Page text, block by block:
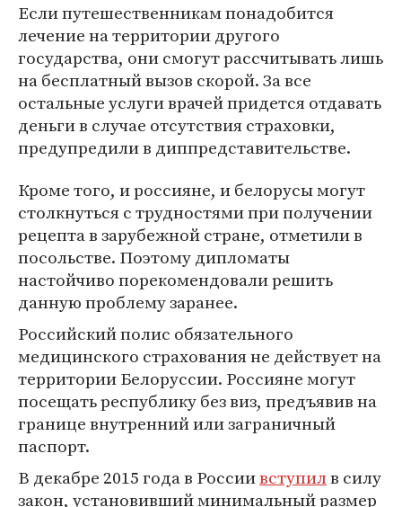
Если путешественникам понадобится
лечение на территории другого
государства, они смогут рассчитывать лишь
на бесплатный вызов скорой. За все
остальные услуги врачей придется отдавать
деньги в случае отсутствия страховки,
предупредили в диппредставительстве.
Кроме того, и россияне, и белорусы могут
столкнуться с трудностями при получении
рецепта в зарубежной стране, отметили в
посольстве. Поэтому дипломаты
настойчиво порекомендовали решить
данную проблему заранее.
Российский полис обязательного
медицинского страхования не действует на
территории Белоруссии. Россияне могут
посещать республику без виз, предъявив на
границе внутренний или заграничный
паспорт.
В декабре 2015 года в Россиивступилв силу
закон, установивший минимальный размер